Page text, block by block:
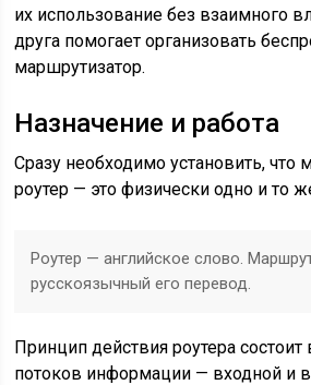
их использование без взаимного
друга помогает организовать
маршрутизатор.
Назначение и работа
Сразу необходимо установить, что
роутер — это физически одно и то
Роутер — английское слово.
русскоязычный его перевод.
Принцип действия роутера
потоков информации — входной и